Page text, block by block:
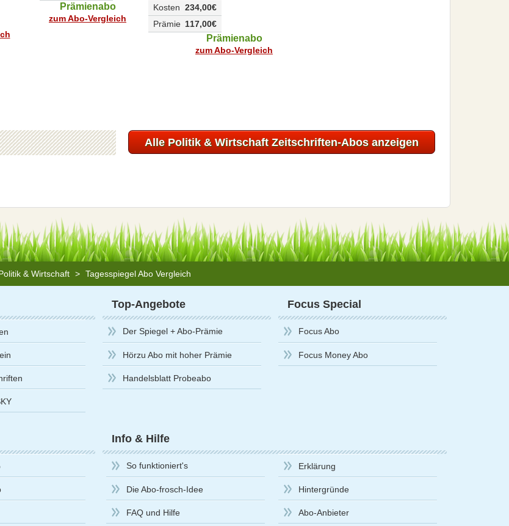
Prämienabo
zum Abo-Vergleich
234,00€
Kosten
117,00€
Prämie
Prämienabo
zum Abo-Vergleich
Alle Politik & Wirtschaft Zeitschriften-Abos anzeigen
& Wirtschaft > Tagesspiegel Abo Vergleich
Top-Angebote
Der Spiegel + Abo-Prämie
Hörzu Abo mit hoher Prämie
Handelsblatt Probeabo
Focus Special
Focus Abo
Focus Money Abo
Info & Hilfe
So funktioniert's
Die Abo-frosch-Idee
FAQ und Hilfe
Erklärung
Hintergründe
Abo-Anbieter